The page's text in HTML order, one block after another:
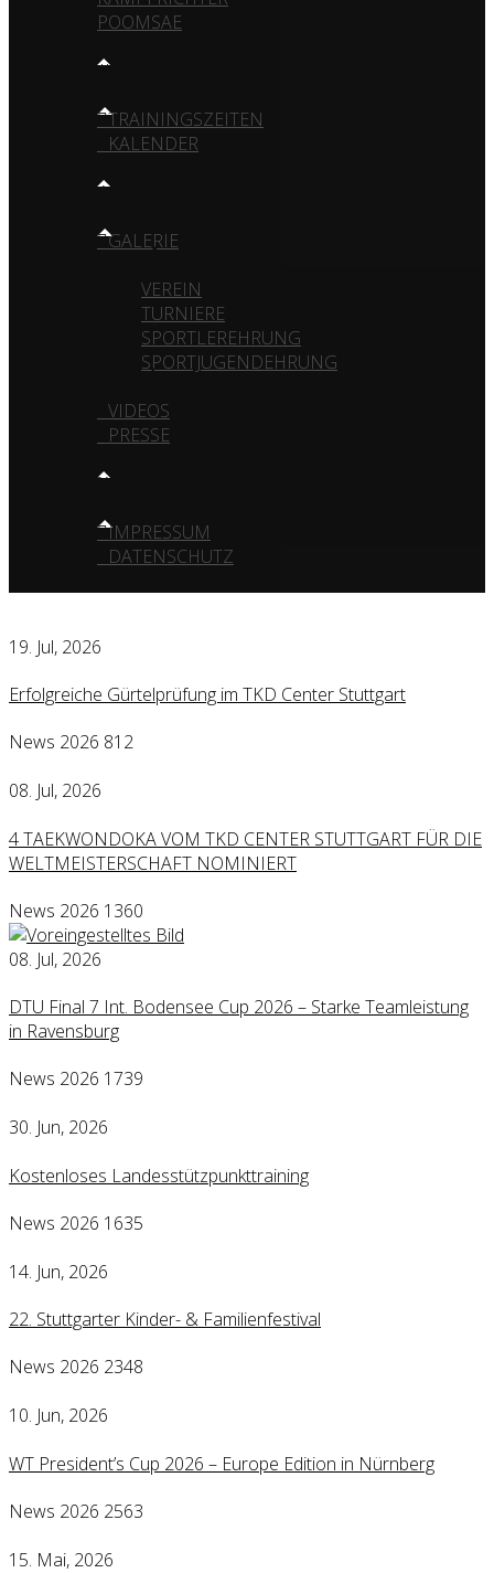
POOMSAE
TRAINING
TRAININGSZEITEN
KALENDER
MEDIA
GALERIE
VEREIN
TURNIERE
SPORTLEREHRUNG
SPORTJUGENDEHRUNG
VIDEOS
PRESSE
KONTAKT
IMPRESSUM
DATENSCHUTZ
19. Jul, 2026
Erfolgreiche Gürtelprüfung im TKD Center Stuttgart
News 2026 812
08. Jul, 2026
4 TAEKWONDOKA VOM TKD CENTER STUTTGART FÜR DIE
WELTMEISTERSCHAFT NOMINIERT
News 2026 1360
08. Jul, 2026
DTU Final 7 Int. Bodensee Cup 2026 – Starke Teamleistung
in Ravensburg
News 2026 1739
30. Jun, 2026
Kostenloses Landesstützpunkttraining
News 2026 1635
14. Jun, 2026
22. Stuttgarter Kinder- & Familienfestival
News 2026 2348
10. Jun, 2026
WT President’s Cup 2026 – Europe Edition in Nürnberg
News 2026 2563
15. Mai, 2026